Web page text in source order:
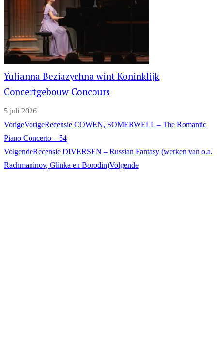
Yulianna Beziazychna wint Koninklijk
Concertgebouw Concours
5 juli 2026
VorigeVorigeRecensie COWEN, SOMERWELL – The Romantic
Piano Concerto – 54
VolgendeRecensie DIVERSEN – Russian Fantasy (werken van o.a.
Rachmaninov, Glinka en Borodin)Volgende